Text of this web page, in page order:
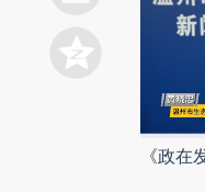
《政在